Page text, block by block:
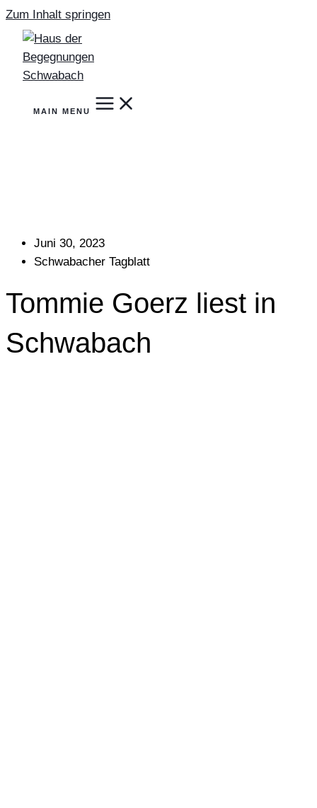
Zum Inhalt springen
MAIN MENU
Juni 30, 2023
Schwabacher Tagblatt
Tommie Goerz liest in
Schwabach